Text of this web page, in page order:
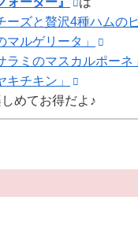
ズと贅沢4種ハムのピ
ルゲリータ」
ミのマスカルポーネ
チキン」
めてお得だよ♪